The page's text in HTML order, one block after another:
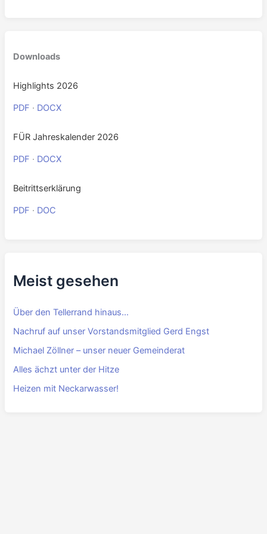
Downloads
Highlights 2026
PDF · DOCX
FÜR Jahreskalender 2026
PDF · DOCX
Beitrittserklärung
PDF · DOC
Meist gesehen
Über den Tellerrand hinaus…
Nachruf auf unser Vorstandsmitglied Gerd Engst
Michael Zöllner – unser neuer Gemeinderat
Alles ächzt unter der Hitze
Heizen mit Neckarwasser!